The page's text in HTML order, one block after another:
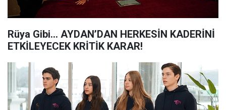
Rüya Gibi... AYDAN’DAN HERKESİN KADERİNİ
ETKİLEYECEK KRİTİK KARAR!